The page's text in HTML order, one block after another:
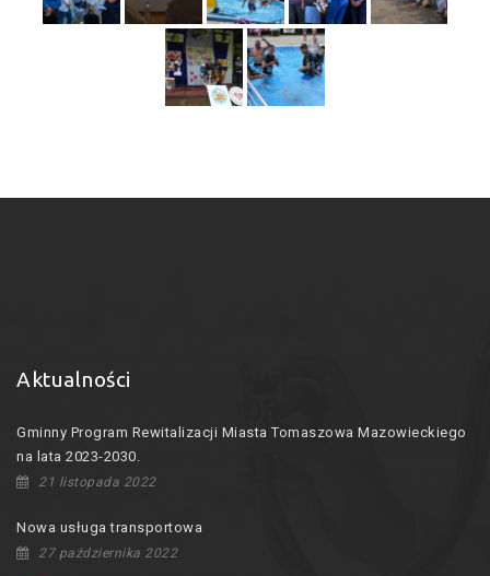
Aktualności
Gminny Program Rewitalizacji Miasta Tomaszowa Mazowieckiego
na lata 2023-2030.
21 listopada 2022
Nowa usługa transportowa
27 października 2022